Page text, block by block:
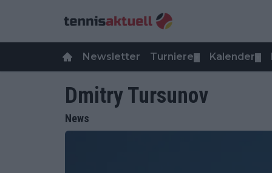
Newsletter Turniere Kalender
Dmitry Tursunov
News